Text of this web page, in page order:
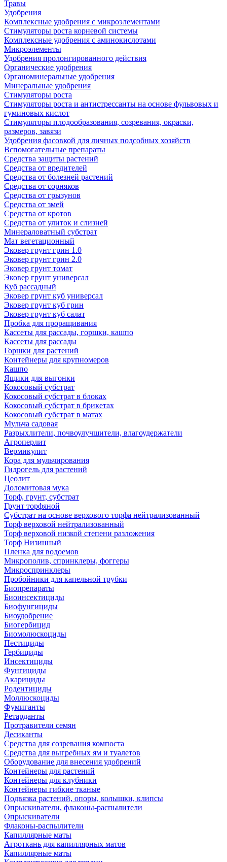
Травы
Удобрения
Комплексные удобрения с микроэлементами
Стимуляторы роста корневой системы
Комплексные удобрения с аминокислотами
Микроэлементы
Удобрения пролонгированного действия
Органические удобрения
Органоминеральные удобрения
Минеральные удобрения
Стимуляторы роста
Стимуляторы роста и антистрессанты на основе фульвовых и
гуминовых кислот
Стимуляторы плодообразования, созревания, окраски,
размеров, завязи
Удобрения фасовкой для личных подсобных хозяйств
Вспомогательные препараты
Средства защиты растений
Средства от вредителей
Средства от болезней растений
Средства от сорняков
Средства от грызунов
Средства от змей
Средства от кротов
Средства от улиток и слизней
Минераловатный субстрат
Мат вегетационный
Эковер грунт грин 1.0
Эковер грунт грин 2.0
Эковер грунт томат
Эковер грунт универсал
Куб рассадный
Эковер грунт куб универсал
Эковер грунт куб грин
Эковер грунт куб салат
Пробка для проращивания
Кассеты для рассады, горшки, кашпо
Кассеты для рассады
Горшки для растений
Контейнеры для крупномеров
Кашпо
Ящики для выгонки
Кокосовый субстрат
Кокосовый субстрат в блоках
Кокосовый субстрат в брикетах
Кокосовый субстрат в матах
Мульча садовая
Разрыхлители, почвоулучшители, влагоудержатели
Агроперлит
Вермикулит
Кора для мульчирования
Гидрогель для растений
Цеолит
Доломитовая мука
Торф, грунт, субстрат
Грунт торфяной
Субстрат на основе верхового торфа нейтрализованный
Торф верховой нейтрализованный
Торф верховой низкой степени разложения
Торф Низинный
Пленка для водоемов
Микрополив, спринклеры, фоггеры
Микроспринклеры
Пробойники для капельной трубки
Биопрепараты
Биоинсектициды
Биофунгициды
Биоудобрение
Биогербицид
Биомолюскоциды
Пестициды
Гербициды
Инсектициды
Фунгициды
Акарициды
Родентициды
Моллюскоциды
Фумиганты
Ретарданты
Протравители семян
Десиканты
Средства для созревания компоста
Средства для выгребных ям и туалетов
Оборудование для внесения удобрений
Контейнеры для растений
Контейнеры для клубники
Контейнеры гибкие тканые
Подвязка растений, опоры, колышки, клипсы
Опрыскиватели, флаконы-распылители
Опрыскиватели
Флаконы-распылители
Капиллярные маты
Агроткань для капиллярных матов
Капиллярные маты